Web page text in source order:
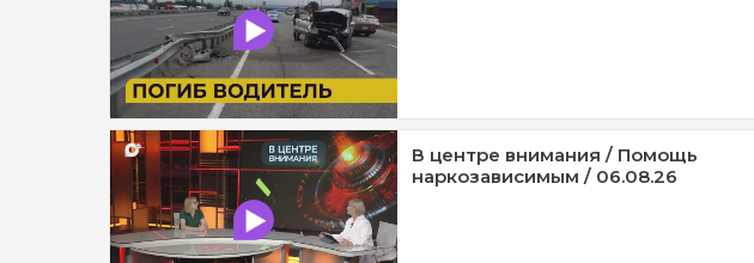
В центре внимания / Помощь
наркозависимым / 06.08.26